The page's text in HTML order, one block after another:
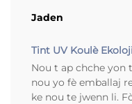
Jaden
Tint UV Koulè
Nou t ap chche yon
nou yo fè emballaj
ke nou te jwenn li.